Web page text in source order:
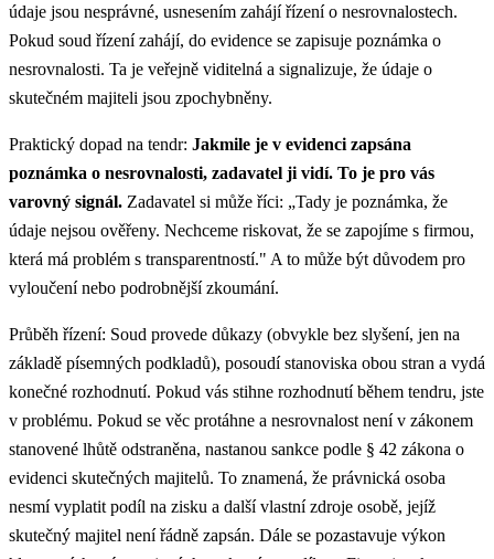
údaje jsou nesprávné, usnesením zahájí řízení o nesrovnalostech.
Pokud soud řízení zahájí, do evidence se zapisuje poznámka o
nesrovnalosti. Ta je veřejně viditelná a signalizuje, že údaje o
skutečném majiteli jsou zpochybněny.
Praktický dopad na tendr: Jakmile je v evidenci zapsána
poznámka o nesrovnalosti, zadavatel ji vidí. To je pro vás
varovný signál. Zadavatel si může říci: „Tady je poznámka, že
údaje nejsou ověřeny. Nechceme riskovat, že se zapojíme s firmou,
která má problém s transparentností." A to může být důvodem pro
vyloučení nebo podrobnější zkoumání.
Průběh řízení: Soud provede důkazy (obvykle bez slyšení, jen na
základě písemných podkladů), posoudí stanoviska obou stran a vydá
konečné rozhodnutí. Pokud vás stihne rozhodnutí během tendru, jste
v problému. Pokud se věc protáhne a nesrovnalost není v zákonem
stanovené lhůtě odstraněna, nastanou sankce podle § 42 zákona o
evidenci skutečných majitelů. To znamená, že právnická osoba
nesmí vyplatit podíl na zisku a další vlastní zdroje osobě, jejíž
skutečný majitel není řádně zapsán. Dále se pozastavuje výkon